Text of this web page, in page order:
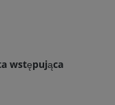
wstępująca